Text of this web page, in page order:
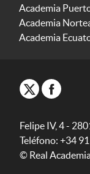
Academia
Academia
Academia
Felipe IV, 4 -
Teléfono: +34
© Real